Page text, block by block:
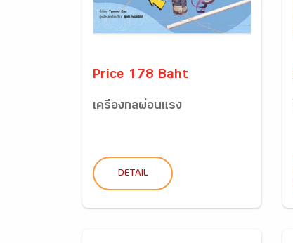
Price 178 Baht
เครื่องกลผ่อนแรง
DETAIL